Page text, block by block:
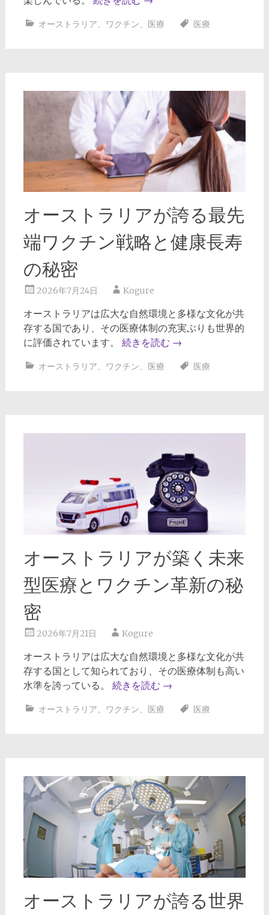
オーストラリア、 ワクチン、 医療 医療
オーストラリアが誇る最先
端ワクチン戦略と健康長寿
の秘密
2026年7月24日 Kogure
オーストラリアは広大な自然環境と多様な文化が共
存する国であり、その医療体制の充実ぶりも世界的
に評価されています。 続きを読む →
オーストラリア、 ワクチン、 医療 医療
オーストラリアが築く未来
型医療とワクチン革新の秘
密
2026年7月21日 Kogure
オーストラリアは広大な自然環境と多様な文化が共
存する国として知られており、その医療体制も高い
水準を誇っている。 続きを読む →
オーストラリア、 ワクチン、 医療 医療
オーストラリアが誇る世界